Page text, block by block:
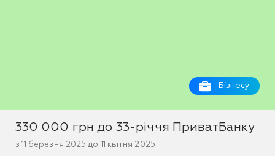
Бізнесу
330 000 грн до 33-річчя ПриватБанку
з 11 березня 2025 до 11 квітня 2025